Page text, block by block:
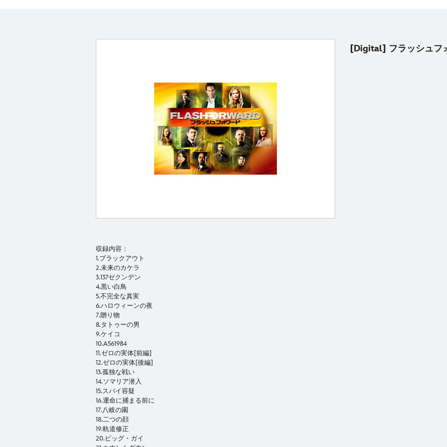
[Digital] フラッシュフ
収録内容：
1.ブラックアウト
2.未来のカケラ
3.137ゼクンデン
4.黒い白鳥
5.不完全な真実
6.ハロウィーンの夜
7.贈り物
8.タトゥーの男
9.ケイコ
10.A561984
11.ゼロの実体[前編]
12.ゼロの実体[後編]
13.孤独な戦い
14.ソマリア潜入
15.スパイ容疑
16.運命に捕まる前に
17.八岐の園
18.二つの顔
19.軌道修正
20.ビッグ・ガイ